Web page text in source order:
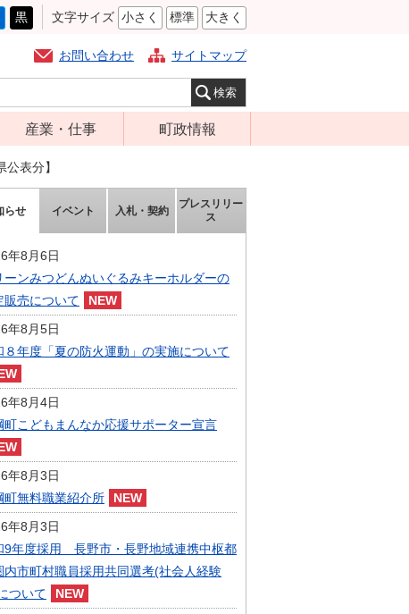
黒 文字サイズ 小さく 標準 大きく
お問い合わせ サイトマップ
産業・仕事
経営支援・金融
就労支援
農林業振興
届出・証明・法
令・規制
企業の税金
入札・契約
指定管理者制度
人材募集
町政情報
組織案内
庁舎案内
ふるさと納税
人事・職員募集
まちづくり
庁舎建設
表分】
らせ イベント 入札・契約
プレスリリー
ス
年8月6日
ーンみつどんぬいぐるみキーホルダーの
販売について
年8月5日
８年度「夏の防火運動」の実施について
年8月4日
町こどもまんなか応援サポーター宣言
年8月3日
町無料職業紹介所
年8月3日
9年度採用 長野市・長野地域連携中枢都
内市町村職員採用共同選考(社会人経験
ついて